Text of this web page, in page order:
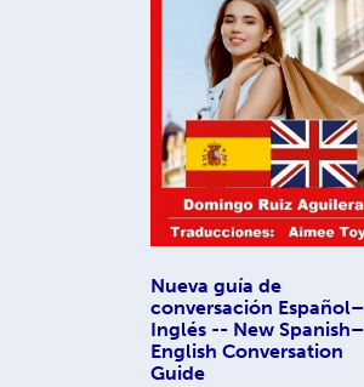
Nueva guía de
conversación Español–
Inglés -- New Spanish–
English Conversation
Guide